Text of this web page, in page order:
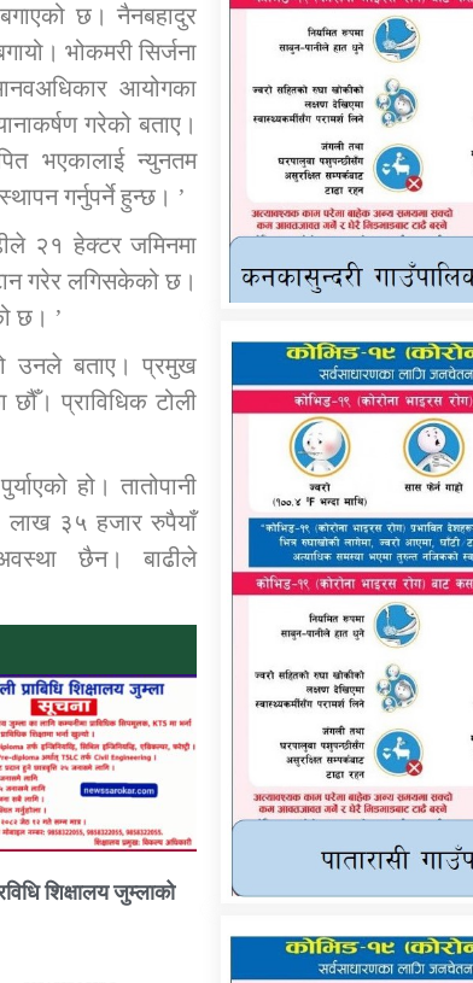
छ। नैनबहादुर
भोकमरी सिर्जना
आयोगका
गरेको बताए।
भएकालाई न्युनतम
गर्नुपर्ने हुन्छ। ’
२१ हेक्टर जमिनमा
गरेर लगिसकेको छ।
छ। ’
उनले बताए। प्रमुख
प्राविधिक टोली
हो। तातोपानी
लाख ३५ हजार रुपैयाँ
छैन। बाढीले
शिक्षालय जुम्लाको